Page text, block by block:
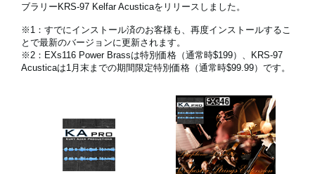
News
Location
About KORG
ブラリーKRS-97 Kelfar Acusticaをリリースしました。
※1：すでにインストール済のお客様も、再度インストールするこ
とで最新のバージョンに更新されます。
※2：EXs116 Power Brassは特別価格（通常時$199）、KRS-97
Acusticaは1月末までの期間限定特別価格（通常時$99.99）です。